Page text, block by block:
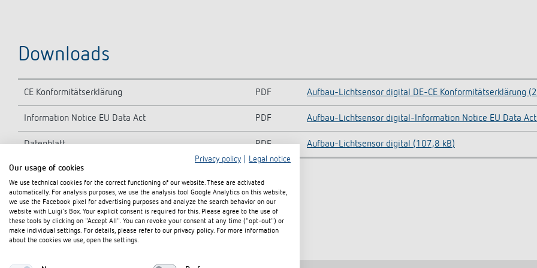
Downloads
CE Konformitätserklärung PDF Aufbau-Lichtsensor digital DE-CE Konformitätserklärung
Information Notice EU Data Act PDF Aufbau-Lichtsensor digital-Information Notice EU Data
Datenblatt PDF Aufbau-Lichtsensor digital (107,8 kB)
In den Dokumentenkorb
Privacy policy
Legal notice
Our usage of cookies
We use technical cookies for the correct functioning of our website. These are activated
automatically. For analysis purposes, we use the analysis tool Google Analytics on this website,
we use the Facebook pixel for advertising purposes and analyze the search behavior on our
website with Luigi's Box. Your explicit consent is required for this. Please agree to the use of
these tools by clicking on "Accept All". You can revoke your consent at any time ("opt-out") or
make individual settings. For details, please refer to our privacy policy. For more information
about the cookies we use, open the settings.